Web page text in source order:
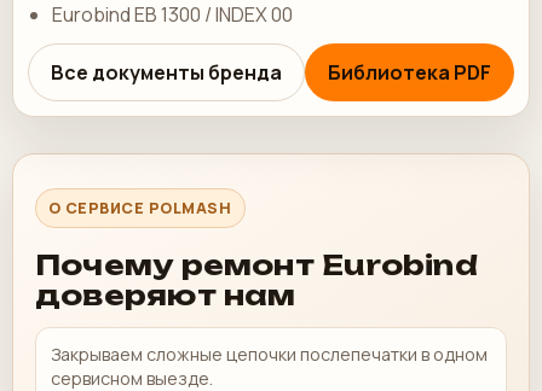
Eurobind EB 1300 / INDEX 00
Все документы бренда Библиотека PDF
О СЕРВИСЕ POLMASH
Почему ремонт Eurobind
доверяют нам
Закрываем сложные цепочки послепечатки в одном
сервисном выезде.